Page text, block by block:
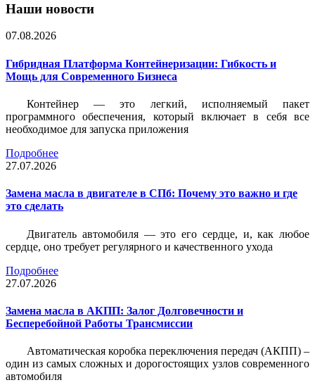
Наши новости
07.08.2026
Гибридная Платформа Контейнеризации: Гибкость и
Мощь для Современного Бизнеса
Контейнер — это легкий, исполняемый пакет
программного обеспечения, который включает в себя все
необходимое для запуска приложения
Подробнее
27.07.2026
Замена масла в двигателе в СПб: Почему это важно и где
это сделать
Двигатель автомобиля — это его сердце, и, как любое
сердце, оно требует регулярного и качественного ухода
Подробнее
27.07.2026
Замена масла в АКПП: Залог Долговечности и
Бесперебойной Работы Трансмиссии
Автоматическая коробка переключения передач (АКПП) –
один из самых сложных и дорогостоящих узлов современного
автомобиля